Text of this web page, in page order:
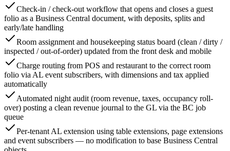
Check-in / check-out workflow that opens and closes a guest
folio as a Business Central document, with deposits, splits and
early/late handling
Room assignment and housekeeping status board (clean / dirty /
inspected / out-of-order) updated from the front desk and mobile
Charge routing from POS and restaurant to the correct room
folio via AL event subscribers, with dimensions and tax applied
automatically
Automated night audit (room revenue, taxes, occupancy roll-
over) posting a clean revenue journal to the GL via the BC job
queue
Per-tenant AL extension using table extensions, page extensions
and event subscribers — no modification to base Business Central